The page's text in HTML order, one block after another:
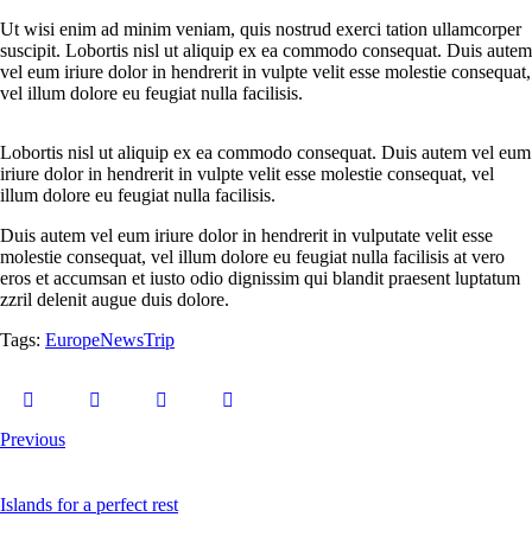
Ut wisi enim ad minim veniam, quis nostrud exerci tation ullamcorper
suscipit. Lobortis nisl ut aliquip ex ea commodo consequat. Duis autem
vel eum iriure dolor in hendrerit in vulpte velit esse molestie consequat,
vel illum dolore eu feugiat nulla facilisis.
Lobortis nisl ut aliquip ex ea commodo consequat. Duis autem vel eum
iriure dolor in hendrerit in vulpte velit esse molestie consequat, vel
illum dolore eu feugiat nulla facilisis.
Duis autem vel eum iriure dolor in hendrerit in vulputate velit esse
molestie consequat, vel illum dolore eu feugiat nulla facilisis at vero
eros et accumsan et iusto odio dignissim qui blandit praesent luptatum
zzril delenit augue duis dolore.
Tags: EuropeNewsTrip
Previous
Islands for a perfect rest